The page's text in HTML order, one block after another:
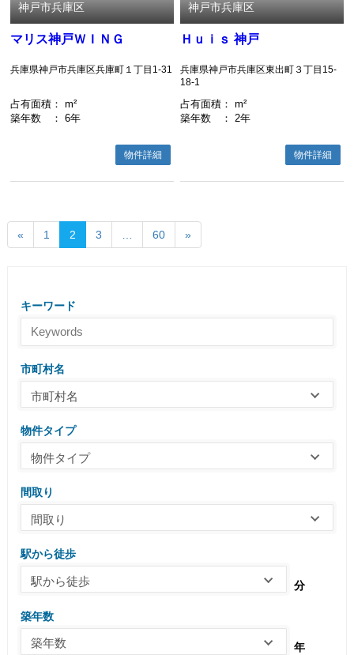
神戸市兵庫区
マリス神戸ＷＩＮＧ
兵庫県神戸市兵庫区兵庫町１丁目1-31
占有面積 ： m²
築年数
： 6年
物件詳細
神戸市兵庫区
Ｈｕｉｓ 神戸
兵庫県神戸市兵庫区東出町３丁目15-
18-1
占有面積 ： m²
築年数
： 2年
物件詳細
« 1 2 3 60 »
キーワード
市町村名
市町村名
物件タイプ
物件タイプ
間取り
間取り
駅から徒歩
駅から徒歩 分
築年数
築年数 年